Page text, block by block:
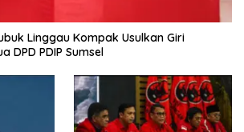
Linggau Kompak Usulkan Giri
DPD PDIP Sumsel